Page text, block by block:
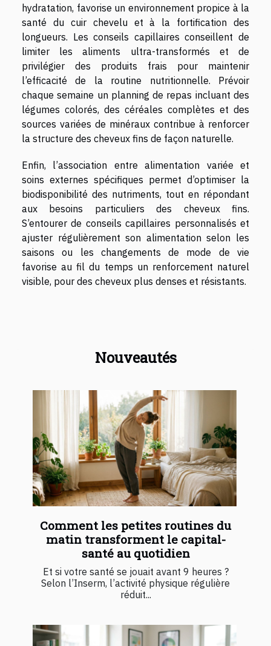
hydratation, favorise un environnement propice à la
santé du cuir chevelu et à la fortification des
longueurs. Les conseils capillaires conseillent de
limiter les aliments ultra-transformés et de
privilégier des produits frais pour maintenir
l’efficacité de la routine nutritionnelle. Prévoir
chaque semaine un planning de repas incluant des
légumes colorés, des céréales complètes et des
sources variées de minéraux contribue à renforcer
la structure des cheveux fins de façon naturelle.
Enfin, l’association entre alimentation variée et
soins externes spécifiques permet d’optimiser la
biodisponibilité des nutriments, tout en répondant
aux besoins particuliers des cheveux fins.
S’entourer de conseils capillaires personnalisés et
ajuster régulièrement son alimentation selon les
saisons ou les changements de mode de vie
favorise au fil du temps un renforcement naturel
visible, pour des cheveux plus denses et résistants.
Nouveautés
Comment les petites routines du
matin transforment le capital-
santé au quotidien
Et si votre santé se jouait avant 9 heures ?
Selon l’Inserm, l’activité physique régulière
réduit...